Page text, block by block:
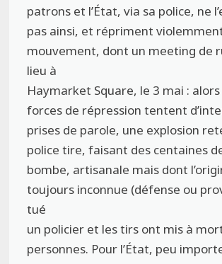
patrons et l’État, via sa police, ne
pas ainsi, et répriment
mouvement, dont un meeting de
lieu à
Haymarket Square, le 3 mai :
forces de répression tentent
prises de parole, une explosion
police tire, faisant des centaines
bombe, artisanale mais dont
toujours inconnue (défense ou
tué
un policier et les tirs ont mis à
personnes. Pour l’État, peu